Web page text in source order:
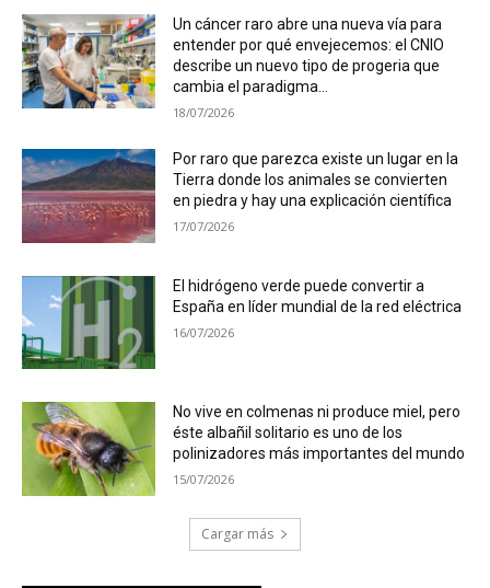
Un cáncer raro abre una nueva vía para
entender por qué envejecemos: el CNIO
describe un nuevo tipo de progeria que
cambia el paradigma...
18/07/2026
Por raro que parezca existe un lugar en la
Tierra donde los animales se convierten
en piedra y hay una explicación científica
17/07/2026
El hidrógeno verde puede convertir a
España en líder mundial de la red eléctrica
16/07/2026
No vive en colmenas ni produce miel, pero
éste albañil solitario es uno de los
polinizadores más importantes del mundo
15/07/2026
Cargar más